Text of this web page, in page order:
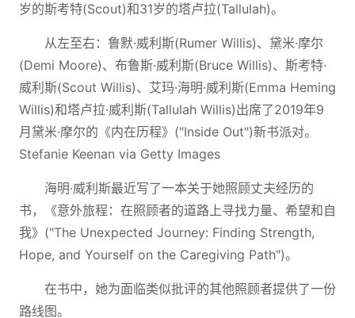
岁的斯考特(Scout)和31岁的塔卢拉(Tallulah)。
从左至右：鲁默·威利斯(Rumer Willis)、黛米·摩尔
(Demi Moore)、布鲁斯·威利斯(Bruce Willis)、斯考特·
威利斯(Scout Willis)、艾玛·海明·威利斯(Emma Heming
Willis)和塔卢拉·威利斯(Tallulah Willis)出席了2019年9
月黛米·摩尔的《内在历程》("Inside Out")新书派对。
Stefanie Keenan via Getty Images
海明·威利斯最近写了一本关于她照顾丈夫经历的
书，《意外旅程：在照顾者的道路上寻找力量、希望和自
我》("The Unexpected Journey: Finding Strength,
Hope, and Yourself on the Caregiving Path")。
在书中，她为面临类似批评的其他照顾者提供了一份
路线图。